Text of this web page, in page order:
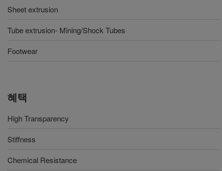
Sheet extrusion
Tube extrusion- Mining/Shock Tubes
Footwear
혜택
High Transparency
Stiffness
Chemical Resistance